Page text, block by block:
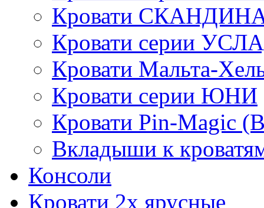
Кровати
Кровати серии
Кровати Мальта-
Кровати серии ЮНИ
Кровати Pin-Magic
Вкладыши к
Консоли
Кровати 2х ярусные